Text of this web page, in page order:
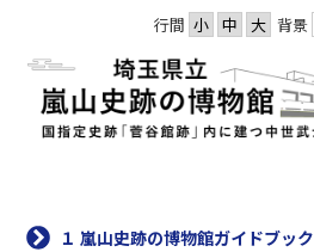
背景
行間
１ 嵐山史跡の博物館ガイドブック